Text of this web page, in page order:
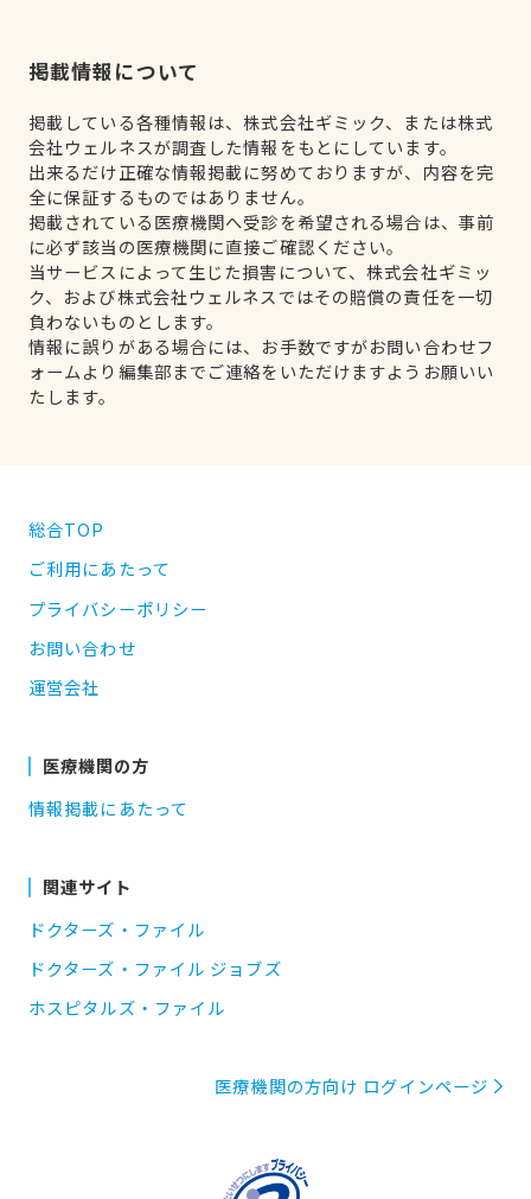
掲載情報について
掲載している各種情報は、株式会社ギミック、または株式
会社ウェルネスが調査した情報をもとにしています。
出来るだけ正確な情報掲載に努めておりますが、内容を完
全に保証するものではありません。
掲載されている医療機関へ受診を希望される場合は、事前
に必ず該当の医療機関に直接ご確認ください。
当サービスによって生じた損害について、株式会社ギミッ
ク、および株式会社ウェルネスではその賠償の責任を一切
負わないものとします。
情報に誤りがある場合には、お手数ですがお問い合わせフ
ォームより編集部までご連絡をいただけますようお願いい
たします。
総合TOP
ご利用にあたって
プライバシーポリシー
お問い合わせ
運営会社
医療機関の方
情報掲載にあたって
関連サイト
ドクターズ・ファイル
ドクターズ・ファイル ジョブズ
ホスピタルズ・ファイル
医療機関の方向け ログインページ